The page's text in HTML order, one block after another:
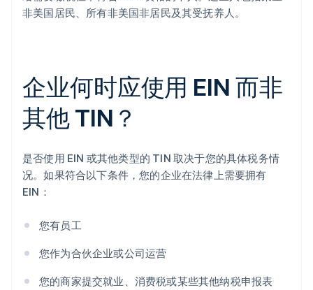
非美国居民、所有非美国非居民及其受抚养人。
企业何时应使用 EIN 而非
其他 TIN？
是否使用 EIN 或其他类型的 TIN 取决于您的具体税务情
况。如果符合以下条件，您的企业在法律上需要拥有
EIN：
您有员工
您作为合伙企业或公司运营
您的商家提交就业、消费税或某些其他纳税申报表